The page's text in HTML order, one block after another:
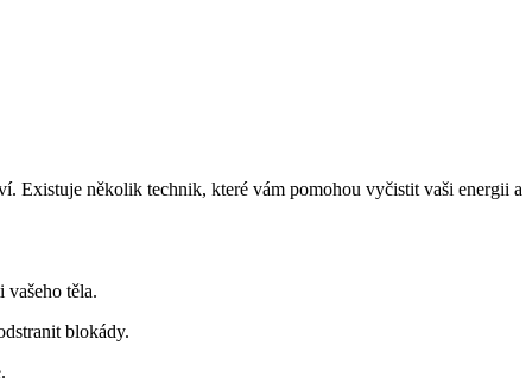
Existuje několik technik, které​ vám pomohou vyčistit vaši ⁢energii a
těla.
blokády.